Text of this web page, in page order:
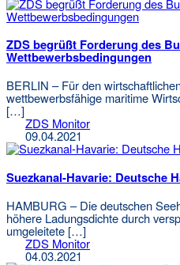
ZDS begrüßt Forderung des
Wettbewerbsbedingungen
BERLIN – Für den
wettbewerbsfähige maritime
[…]
ZDS Monitor
09.04.2021
Suezkanal-Havarie: Deutsche
HAMBURG – Die deutschen
höhere Ladungsdichte durch
umgeleitete […]
ZDS Monitor
04.03.2021